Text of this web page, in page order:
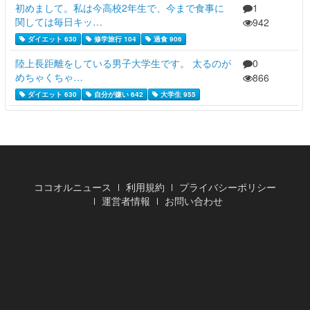
初めまして。私は今高校2年生で、今まで食事に
関しては毎日キッ…
ダイエット 630 修学旅行 104 過食 906
1
942
陸上長距離をしている男子大学生です。 太るのが
めちゃくちゃ…
ダイエット 630 自分が嫌い 642 大学生 955
0
866
ココオルニュース 利用規約
プライバシーポリシー
運営者情報
お問い合わせ